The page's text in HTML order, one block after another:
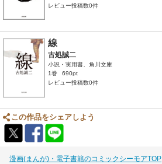
レビュー投稿数0件
線
古処誠二
小説・実用書、角川文庫
1巻
690pt
レビュー投稿数0件
この作品をシェアしよう
漫画(まんが)・電子書籍のコミックシーモアTOP